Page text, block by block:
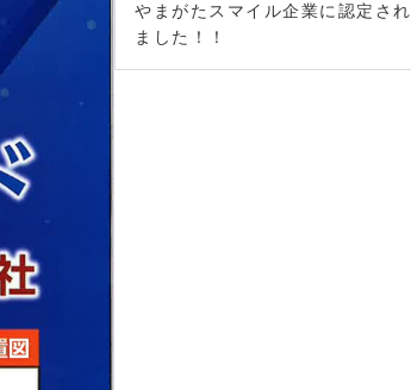
やまがたスマイル企業に認定され
ました！！